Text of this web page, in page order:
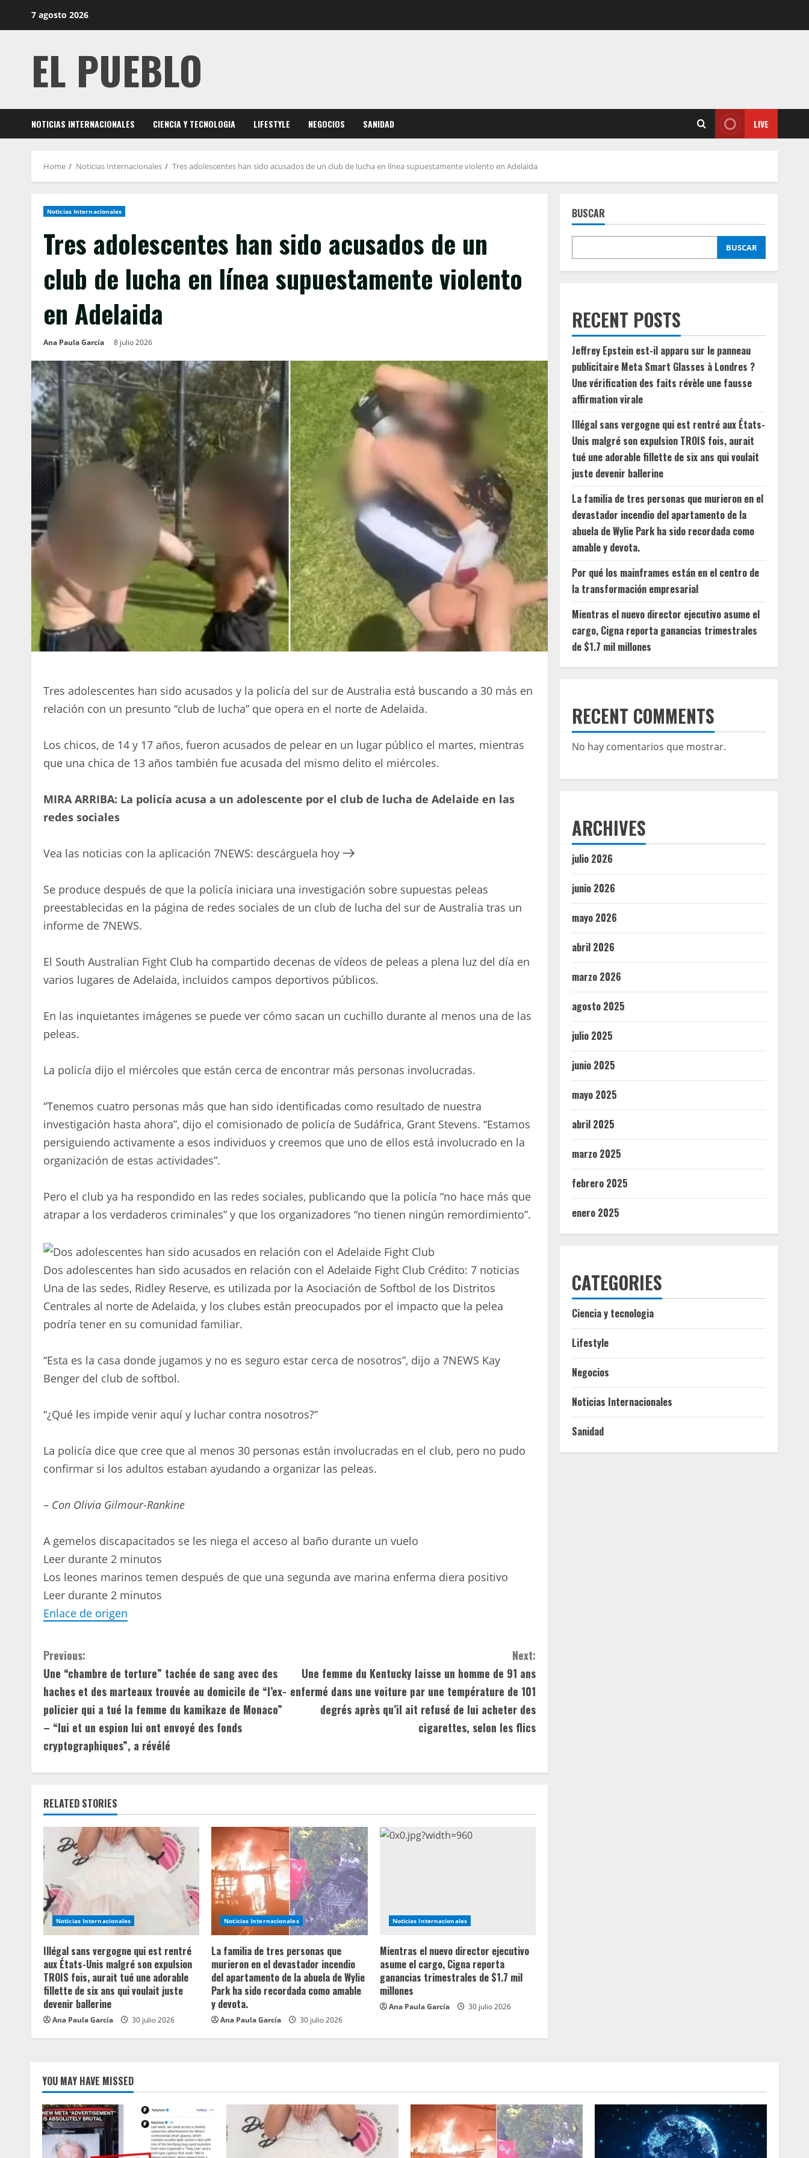
7 agosto 2026
EL PUEBLO
NOTICIAS INTERNACIONALES CIENCIA Y TECNOLOGIA LIFESTYLE NEGOCIOS SANIDAD LIVE
Home Noticias Internacionales Tres adolescentes han sido acusados ​​de un club de lucha en línea supuestamente violento en Adelaida
Noticias Internacionales
Tres adolescentes han sido acusados ​​de un
club de lucha en línea supuestamente violento
en Adelaida
Ana Paula García 8 julio 2026
Tres adolescentes han sido acusados ​​y la policía del sur de Australia está buscando a 30 más en
relación con un presunto “club de lucha” que opera en el norte de Adelaida.
Los chicos, de 14 y 17 años, fueron acusados ​​de pelear en un lugar público el martes, mientras
que una chica de 13 años también fue acusada del mismo delito el miércoles.
MIRA ARRIBA: La policía acusa a un adolescente por el club de lucha de Adelaide en las
redes sociales
Vea las noticias con la aplicación 7NEWS: descárguela hoy
Se produce después de que la policía iniciara una investigación sobre supuestas peleas
preestablecidas en la página de redes sociales de un club de lucha del sur de Australia tras un
informe de 7NEWS.
El South Australian Fight Club ha compartido decenas de vídeos de peleas a plena luz del día en
varios lugares de Adelaida, incluidos campos deportivos públicos.
En las inquietantes imágenes se puede ver cómo sacan un cuchillo durante al menos una de las
peleas.
La policía dijo el miércoles que están cerca de encontrar más personas involucradas.
“Tenemos cuatro personas más que han sido identificadas como resultado de nuestra
investigación hasta ahora”, dijo el comisionado de policía de Sudáfrica, Grant Stevens. “Estamos
persiguiendo activamente a esos individuos y creemos que uno de ellos está involucrado en la
organización de estas actividades”.
Pero el club ya ha respondido en las redes sociales, publicando que la policía “no hace más que
atrapar a los verdaderos criminales” y que los organizadores “no tienen ningún remordimiento”.
Dos adolescentes han sido acusados ​​en relación con el Adelaide Fight Club Crédito: 7 noticias
Una de las sedes, Ridley Reserve, es utilizada por la Asociación de Softbol de los Distritos
Centrales al norte de Adelaida, y los clubes están preocupados por el impacto que la pelea
podría tener en su comunidad familiar.
“Esta es la casa donde jugamos y no es seguro estar cerca de nosotros”, dijo a 7NEWS Kay
Benger del club de softbol.
“¿Qué les impide venir aquí y luchar contra nosotros?”
La policía dice que cree que al menos 30 personas están involucradas en el club, pero no pudo
confirmar si los adultos estaban ayudando a organizar las peleas.
– Con Olivia Gilmour-Rankine
A gemelos discapacitados se les niega el acceso al baño durante un vuelo
Leer durante 2 minutos
Los leones marinos temen después de que una segunda ave marina enferma diera positivo
Leer durante 2 minutos
Enlace de origen
C
o
n
t
i
u
e
R
e
a
d
i
n
g
Previous:
Une “chambre de torture” tachée de sang avec des
haches et des marteaux trouvée au domicile de “l’ex-
policier qui a tué la femme du kamikaze de Monaco”
– “lui et un espion lui ont envoyé des fonds
cryptographiques”, a révélé
Next:
Une femme du Kentucky laisse un homme de 91 ans
enfermé dans une voiture par une température de 101
degrés après qu’il ait refusé de lui acheter des
cigarettes, selon les flics
RELATED STORIES
Noticias Internacionales
Illégal sans vergogne qui est rentré
aux États-Unis malgré son expulsion
TROIS fois, aurait tué une adorable
fillette de six ans qui voulait juste
devenir ballerine
Ana Paula García 30 julio 2026
Noticias Internacionales
La familia de tres personas que
murieron en el devastador incendio
del apartamento de la abuela de Wylie
Park ha sido recordada como amable
y devota.
Ana Paula García 30 julio 2026
Noticias Internacionales
Mientras el nuevo director ejecutivo
asume el cargo, Cigna reporta
ganancias trimestrales de $1.7 mil
millones
Ana Paula García 30 julio 2026
BUSCAR
BUSCAR
RECENT POSTS
Jeffrey Epstein est-il apparu sur le panneau
publicitaire Meta Smart Glasses à Londres ?
Une vérification des faits révèle une fausse
affirmation virale
Illégal sans vergogne qui est rentré aux États-
Unis malgré son expulsion TROIS fois, aurait
tué une adorable fillette de six ans qui voulait
juste devenir ballerine
La familia de tres personas que murieron en el
devastador incendio del apartamento de la
abuela de Wylie Park ha sido recordada como
amable y devota.
Por qué los mainframes están en el centro de
la transformación empresarial
Mientras el nuevo director ejecutivo asume el
cargo, Cigna reporta ganancias trimestrales
de $1.7 mil millones
RECENT COMMENTS
No hay comentarios que mostrar.
ARCHIVES
julio 2026
junio 2026
mayo 2026
abril 2026
marzo 2026
agosto 2025
julio 2025
junio 2025
mayo 2025
abril 2025
marzo 2025
febrero 2025
enero 2025
CATEGORIES
Ciencia y tecnologia
Lifestyle
Negocios
Noticias Internacionales
Sanidad
YOU MAY HAVE MISSED